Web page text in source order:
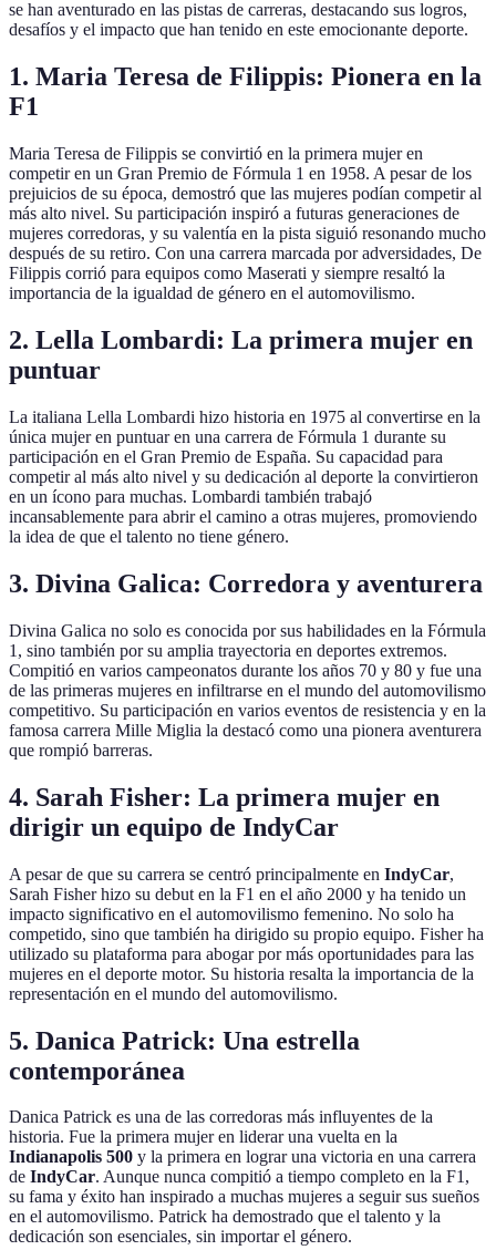
se han aventurado en las pistas de carreras, destacando sus logros,
desafíos y el impacto que han tenido en este emocionante deporte.
1. Maria Teresa de Filippis: Pionera en la
F1
Maria Teresa de Filippis se convirtió en la primera mujer en
competir en un Gran Premio de Fórmula 1 en 1958. A pesar de los
prejuicios de su época, demostró que las mujeres podían competir al
más alto nivel. Su participación inspiró a futuras generaciones de
mujeres corredoras, y su valentía en la pista siguió resonando mucho
después de su retiro. Con una carrera marcada por adversidades, De
Filippis corrió para equipos como Maserati y siempre resaltó la
importancia de la igualdad de género en el automovilismo.
2. Lella Lombardi: La primera mujer en
puntuar
La italiana Lella Lombardi hizo historia en 1975 al convertirse en la
única mujer en puntuar en una carrera de Fórmula 1 durante su
participación en el Gran Premio de España. Su capacidad para
competir al más alto nivel y su dedicación al deporte la convirtieron
en un ícono para muchas. Lombardi también trabajó
incansablemente para abrir el camino a otras mujeres, promoviendo
la idea de que el talento no tiene género.
3. Divina Galica: Corredora y aventurera
Divina Galica no solo es conocida por sus habilidades en la Fórmula
1, sino también por su amplia trayectoria en deportes extremos.
Compitió en varios campeonatos durante los años 70 y 80 y fue una
de las primeras mujeres en infiltrarse en el mundo del automovilismo
competitivo. Su participación en varios eventos de resistencia y en la
famosa carrera Mille Miglia la destacó como una pionera aventurera
que rompió barreras.
4. Sarah Fisher: La primera mujer en
dirigir un equipo de IndyCar
A pesar de que su carrera se centró principalmente en IndyCar,
Sarah Fisher hizo su debut en la F1 en el año 2000 y ha tenido un
impacto significativo en el automovilismo femenino. No solo ha
competido, sino que también ha dirigido su propio equipo. Fisher ha
utilizado su plataforma para abogar por más oportunidades para las
mujeres en el deporte motor. Su historia resalta la importancia de la
representación en el mundo del automovilismo.
5. Danica Patrick: Una estrella
contemporánea
Danica Patrick es una de las corredoras más influyentes de la
historia. Fue la primera mujer en liderar una vuelta en la
Indianapolis 500 y la primera en lograr una victoria en una carrera
de IndyCar. Aunque nunca compitió a tiempo completo en la F1,
su fama y éxito han inspirado a muchas mujeres a seguir sus sueños
en el automovilismo. Patrick ha demostrado que el talento y la
dedicación son esenciales, sin importar el género.